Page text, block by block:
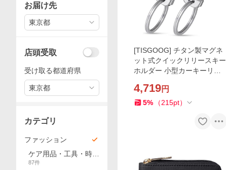
[TISGOOG] チタン製マグネ
ット式クイックリリースキー
ホルダー 小型カーキーリン
男性への贈り物
4,719円
5% （215pt）
お届け先
東京都
店頭受取
受け取る都道府県
東京都
カテゴリ
ファッション
ケア用品・工具・時計
バンド
87件